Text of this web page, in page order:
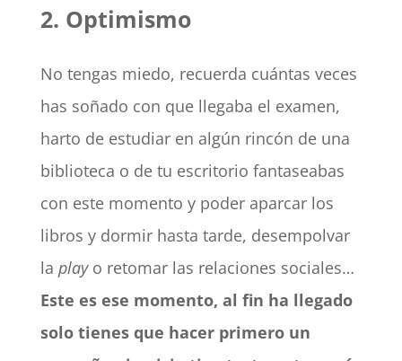
2. Optimismo
No tengas miedo, recuerda cuántas veces
has soñado con que llegaba el examen,
harto de estudiar en algún rincón de una
biblioteca o de tu escritorio fantaseabas
con este momento y poder aparcar los
libros y dormir hasta tarde, desempolvar
la playo retomar las relaciones sociales…
Este es ese momento, al fin ha llegado
solo tienes que hacer primero un